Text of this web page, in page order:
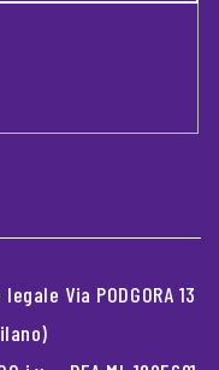
Via PODGORA 13